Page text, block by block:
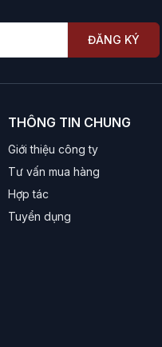
ĐĂNG KÝ
THÔNG TIN CHUNG
Giới thiệu công ty
Tư vấn mua hàng
Hợp tác
Tuyển dụng